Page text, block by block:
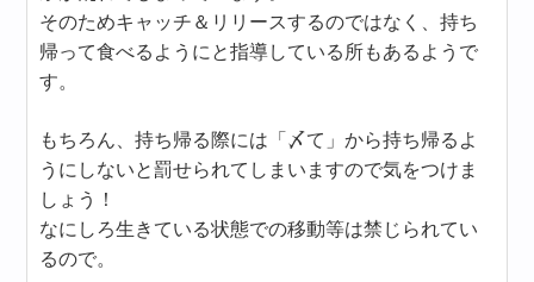
そのためキャッチ＆リリースするのではなく、持ち
帰って食べるようにと指導している所もあるようで
す。
もちろん、持ち帰る際には「〆て」から持ち帰るよ
うにしないと罰せられてしまいますので気をつけま
しょう！
なにしろ生きている状態での移動等は禁じられてい
るので。